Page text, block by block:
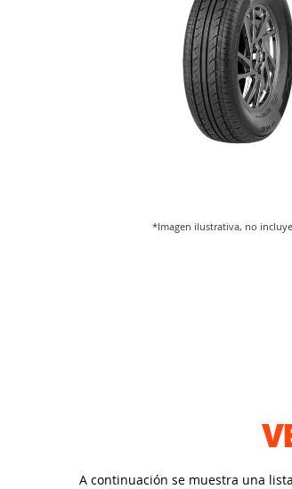
*Imagen ilustrativa, no
A continuación se muestra una